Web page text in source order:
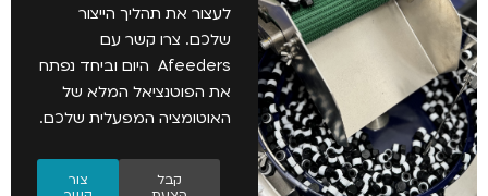
לעצור את תהליך הייצור
שלכם. צרו קשר עם
Afeeders היום וביחד נפתח
את הפוטנציאל המלא של
האוטומציה המפעלית שלכם.
צור